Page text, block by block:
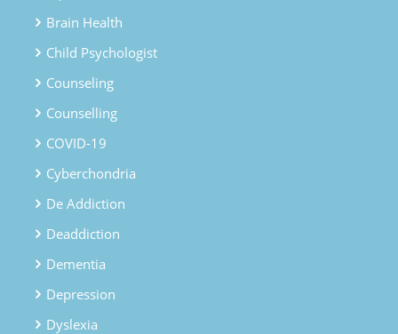
Brain Health
Child Psychologist
Counseling
Counselling
COVID-19
Cyberchondria
De Addiction
Deaddiction
Dementia
Depression
Dyslexia